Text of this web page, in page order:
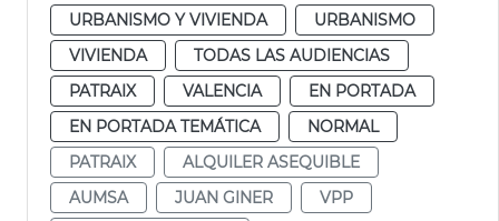
URBANISMO Y VIVIENDA
URBANISMO
VIVIENDA
TODAS LAS AUDIENCIAS
PATRAIX
VALENCIA
EN PORTADA
EN PORTADA TEMÁTICA
NORMAL
PATRAIX
ALQUILER ASEQUIBLE
AUMSA
JUAN GINER
VPP